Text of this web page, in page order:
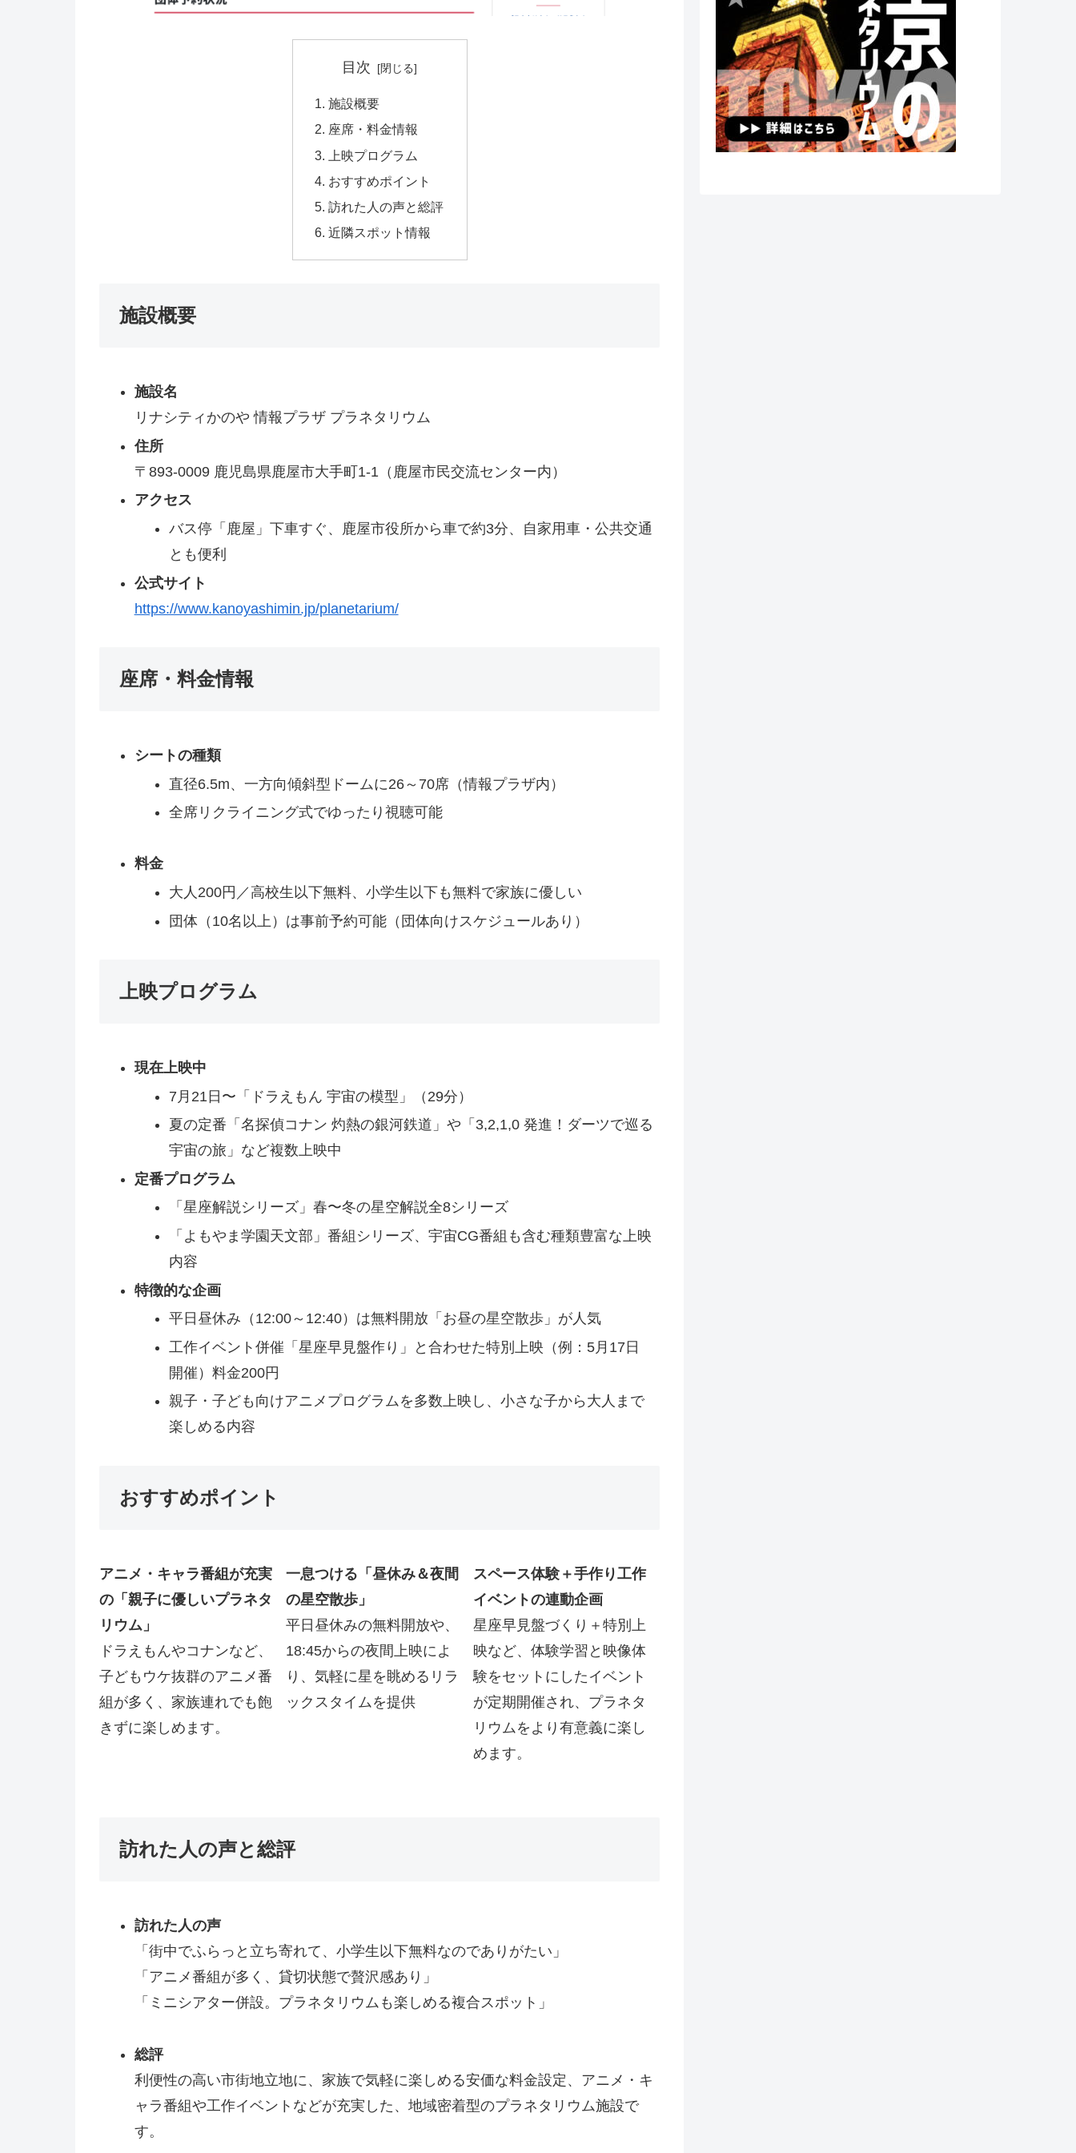
目次
施設概要
座席・料金情報
上映プログラム
おすすめポイント
訪れた人の声と総評
近隣スポット情報
施設概要
施設名
リナシティかのや 情報プラザ プラネタリウム
住所
〒893‑0009 鹿児島県鹿屋市大手町1‑1（鹿屋市民交流センター内）
アクセス
バス停「鹿屋」下車すぐ、鹿屋市役所から車で約3分、自家用車・公共交通
とも便利
公式サイト
https://www.kanoyashimin.jp/planetarium/
座席・料金情報
シートの種類
直径6.5m、一方向傾斜型ドームに26～70席（情報プラザ内）
全席リクライニング式でゆったり視聴可能
料金
大人200円／高校生以下無料、小学生以下も無料で家族に優しい
団体（10名以上）は事前予約可能（団体向けスケジュールあり）
上映プログラム
現在上映中
7月21日〜「ドラえもん 宇宙の模型」（29分）
夏の定番「名探偵コナン 灼熱の銀河鉄道」や「3,2,1,0 発進！ダーツで巡る
宇宙の旅」など複数上映中
定番プログラム
「星座解説シリーズ」春〜冬の星空解説全8シリーズ
「よもやま学園天文部」番組シリーズ、宇宙CG番組も含む種類豊富な上映
内容
特徴的な企画
平日昼休み（12:00～12:40）は無料開放「お昼の星空散歩」が人気
工作イベント併催「星座早見盤作り」と合わせた特別上映（例：5月17日
開催）料金200円
親子・子ども向けアニメプログラムを多数上映し、小さな子から大人まで
楽しめる内容
おすすめポイント
アニメ・キャラ番組が充実
の「親子に優しいプラネタ
リウム」
ドラえもんやコナンなど、
子どもウケ抜群のアニメ番
組が多く、家族連れでも飽
きずに楽しめます。
一息つける「昼休み＆夜間
の星空散歩」
平日昼休みの無料開放や、
18:45からの夜間上映によ
り、気軽に星を眺めるリラ
ックスタイムを提供
スペース体験＋手作り工作
イベントの連動企画
星座早見盤づくり＋特別上
映など、体験学習と映像体
験をセットにしたイベント
が定期開催され、プラネタ
リウムをより有意義に楽し
めます。
訪れた人の声と総評
訪れた人の声
「街中でふらっと立ち寄れて、小学生以下無料なのでありがたい」
「アニメ番組が多く、貸切状態で贅沢感あり」
「ミニシアター併設。プラネタリウムも楽しめる複合スポット」
総評
利便性の高い市街地立地に、家族で気軽に楽しめる安価な料金設定、アニメ・キ
ャラ番組や工作イベントなどが充実した、地域密着型のプラネタリウム施設で
す。